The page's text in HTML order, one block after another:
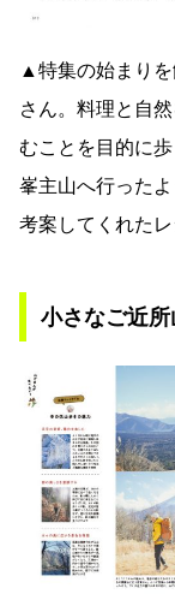
▲特集の始まり
さん。料理と自
むことを目的に
峯主山へ行った
考案してくれたレ
小さなご近